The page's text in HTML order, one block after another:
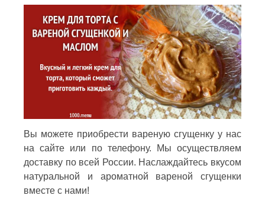
Вы можете приобрести вареную сгущенку у нас
на сайте или по телефону. Мы осуществляем
доставку по всей России. Наслаждайтесь вкусом
натуральной и ароматной вареной сгущенки
вместе с нами!